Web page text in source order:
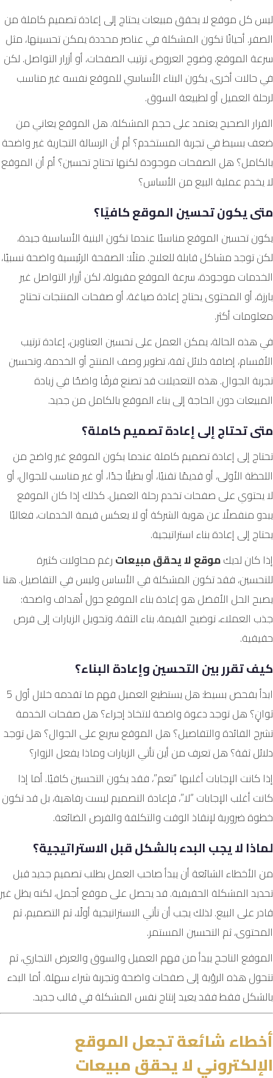
ليس كل موقع لا يحقق مبيعات يحتاج إلى إعادة تصميم كاملة من
الصفر. أحيانًا تكون المشكلة في عناصر محددة يمكن تحسينها، مثل
سرعة الموقع، وضوح العروض، ترتيب الصفحات، أو أزرار التواصل. لكن
في حالات أخرى، يكون البناء الأساسي للموقع نفسه غير مناسب
لرحلة العميل أو لطبيعة السوق.
القرار الصحيح يعتمد على حجم المشكلة. هل الموقع يعاني من
ضعف بسيط في تجربة المستخدم؟ أم أن الرسالة التجارية غير واضحة
بالكامل؟ هل الصفحات موجودة لكنها تحتاج تحسين؟ أم أن الموقع
لا يخدم عملية البيع من الأساس؟
متى يكون تحسين الموقع كافيًا؟
يكون تحسين الموقع مناسبًا عندما تكون البنية الأساسية جيدة،
لكن توجد مشاكل قابلة للعلاج. مثلًا: الصفحة الرئيسية واضحة نسبيًا،
الخدمات موجودة، سرعة الموقع مقبولة، لكن أزرار التواصل غير
بارزة، أو المحتوى يحتاج إعادة صياغة، أو صفحات المنتجات تحتاج
معلومات أكثر.
في هذه الحالة، يمكن العمل على تحسين العناوين، إعادة ترتيب
الأقسام، إضافة دلائل ثقة، تطوير وصف المنتج أو الخدمة، وتحسين
تجربة الجوال. هذه التعديلات قد تصنع فرقًا واضحًا في زيادة
المبيعات دون الحاجة إلى بناء الموقع بالكامل من جديد.
متى تحتاج إلى إعادة تصميم كاملة؟
تحتاج إلى إعادة تصميم كاملة عندما يكون الموقع غير واضح من
اللحظة الأولى، أو قديمًا تقنيًا، أو بطيئًا جدًا، أو غير مناسب للجوال، أو
لا يحتوي على صفحات تخدم رحلة العميل. كذلك إذا كان الموقع
يبدو منفصلًا عن هوية الشركة أو لا يعكس قيمة الخدمات، فغالبًا
يحتاج إلى إعادة بناء استراتيجية.
إذا كان لديكموقع لا يحقق مبيعاترغم محاولات كثيرة
للتحسين، فقد تكون المشكلة في الأساس وليس في التفاصيل. هنا
يصبح الحل الأفضل هو إعادة بناء الموقع حول أهداف واضحة:
جذب العملاء، توضيح القيمة، بناء الثقة، وتحويل الزيارات إلى فرص
حقيقية.
كيف تقرر بين التحسين وإعادة البناء؟
ابدأ بفحص بسيط: هل يستطيع العميل فهم ما تقدمه خلال أول 5
ثوانٍ؟ هل توجد دعوة واضحة لاتخاذ إجراء؟ هل صفحات الخدمة
تشرح الفائدة والتفاصيل؟ هل الموقع سريع على الجوال؟ هل توجد
دلائل ثقة؟ هل تعرف من أين تأتي الزيارات وماذا يفعل الزوار؟
إذا كانت الإجابات أغلبها “نعم”، فقد يكون التحسين كافيًا. أما إذا
كانت أغلب الإجابات “لا”، فإعادة التصميم ليست رفاهية، بل قد تكون
خطوة ضرورية لإنقاذ الوقت والتكلفة والفرص الضائعة.
لماذا لا يجب البدء بالشكل قبل الاستراتيجية؟
من الأخطاء الشائعة أن يبدأ صاحب العمل بطلب تصميم جديد قبل
تحديد المشكلة الحقيقية. قد يحصل على موقع أجمل، لكنه يظل غير
قادر على البيع. لذلك يجب أن تأتي الاستراتيجية أولًا، ثم التصميم، ثم
المحتوى، ثم التحسين المستمر.
الموقع الناجح يبدأ من فهم العميل والسوق والعرض التجاري، ثم
تتحول هذه الرؤية إلى صفحات واضحة وتجربة شراء سهلة. أما البدء
بالشكل فقط فقد يعيد إنتاج نفس المشكلة في قالب جديد.
أخطاء شائعة تجعل الموقع
الإلكتروني لا يحقق مبيعات